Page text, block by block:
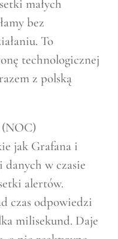
małych
bez
To
technologicznej
z polską
(NOC)
jak Grafana i
w czasie
alertów.
czas odpowiedzi
milisekund. Daje